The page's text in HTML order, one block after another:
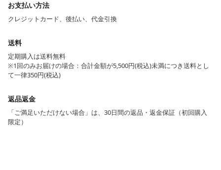
お支払い方法
クレジットカード、後払い、代金引換
送料
定期購入は送料無料
※1回のみお届けの場合：合計金額が5,500円(税込)未満につき送料とし
て一律350円(税込)
返品返金
「ご満足いただけない場合」は、30日間の返品・返金保証（初回購入
限定）